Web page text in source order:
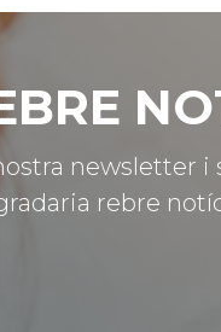
newsletter
rebre